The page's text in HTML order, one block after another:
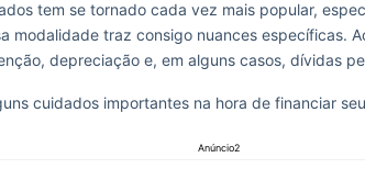
tem se tornado cada vez mais popular,
modalidade traz consigo nuances específicas.
depreciação e, em alguns casos, dívidas
cuidados importantes na hora de financiar
Anúncio2